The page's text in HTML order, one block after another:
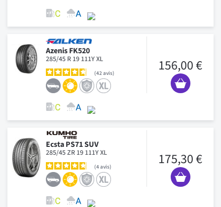
Azenis FK520
285/45 R 19 111Y XL
42 avis 156,00 €
Ecsta PS71 SUV
285/45 ZR 19 111Y XL
4avis 175,30 €